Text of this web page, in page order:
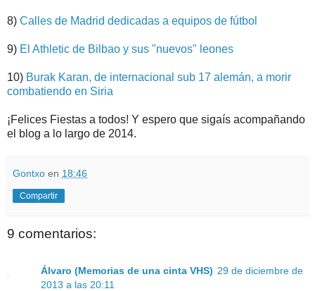
8) Calles de Madrid dedicadas a equipos de fútbol
9) El Athletic de Bilbao y sus "nuevos" leones
10) Burak Karan, de internacional sub 17 alemán, a morir
combatiendo en Siria
¡Felices Fiestas a todos! Y espero que sigaís acompañando
el blog a lo largo de 2014.
Gontxo en 18:46
Compartir
9 comentarios:
Álvaro (Memorias de una cinta VHS) 29 de diciembre de
2013 a las 20:11